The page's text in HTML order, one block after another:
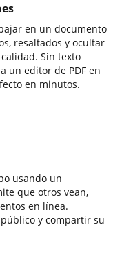
en un documento
resaltados y ocultar
Sin texto
un editor de PDF en
en minutos.
usando un
que otros vean,
en línea.
y compartir su